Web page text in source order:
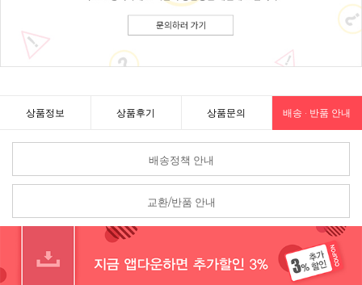
상품정보 상품후기 상품문의 배송 · 반품 안내
배송정책 안내
교환/반품 안내